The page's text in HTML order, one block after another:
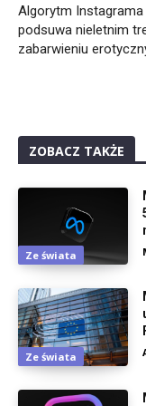
Algorytm Instagrama
podsuwa nieletnim
zabarwieniu
ZOBACZ TAKŻE
Ze świata
Ze świata